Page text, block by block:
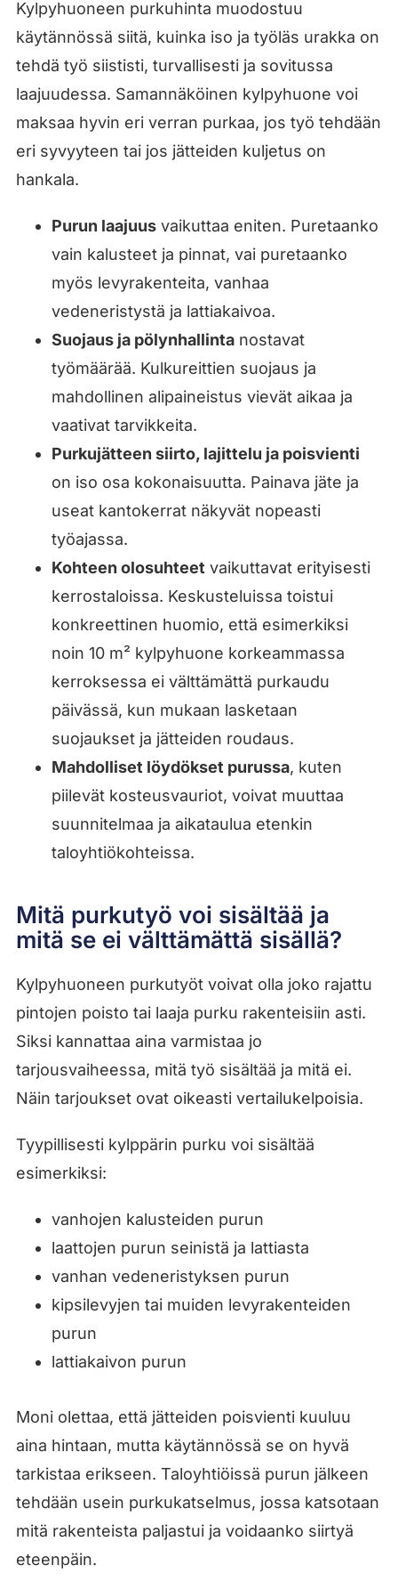
Kylpyhuoneen purkuhinta muodostuu
käytännössä siitä, kuinka iso ja työläs urakka on
tehdä työ siististi, turvallisesti ja sovitussa
laajuudessa. Samannäköinen kylpyhuone voi
maksaa hyvin eri verran purkaa, jos työ tehdään
eri syvyyteen tai jos jätteiden kuljetus on
hankala.
Purun laajuusvaikuttaa eniten. Puretaanko
vain kalusteet ja pinnat, vai puretaanko
myös levyrakenteita, vanhaa
vedeneristystä ja lattiakaivoa.
Suojaus ja pölynhallintanostavat
työmäärää. Kulkureittien suojaus ja
mahdollinen alipaineistus vievät aikaa ja
vaativat tarvikkeita.
Purkujätteen siirto, lajittelu ja poisvienti
on iso osa kokonaisuutta. Painava jäte ja
useat kantokerrat näkyvät nopeasti
työajassa.
Kohteen olosuhteet vaikuttavat erityisesti
kerrostaloissa. Keskusteluissa toistui
konkreettinen huomio, että esimerkiksi
noin 10 m² kylpyhuone korkeammassa
kerroksessa ei välttämättä purkaudu
päivässä, kun mukaan lasketaan
suojaukset ja jätteiden roudaus.
Mahdolliset löydökset purussa, kuten
piilevät kosteusvauriot, voivat muuttaa
suunnitelmaa ja aikataulua etenkin
taloyhtiökohteissa.
Mitä purkutyö voi sisältää ja
mitä se ei välttämättä sisällä?
Kylpyhuoneen purkutyöt voivat olla joko rajattu
pintojen poisto tai laaja purku rakenteisiin asti.
Siksi kannattaa aina varmistaa jo
tarjousvaiheessa, mitä työ sisältää ja mitä ei.
Näin tarjoukset ovat oikeasti vertailukelpoisia.
Tyypillisesti kylppärin purku voi sisältää
esimerkiksi:
vanhojen kalusteiden purun
laattojen purun seinistä ja lattiasta
vanhan vedeneristyksen purun
kipsilevyjen tai muiden levyrakenteiden
purun
lattiakaivon purun
Moni olettaa, että jätteiden poisvienti kuuluu
aina hintaan, mutta käytännössä se on hyvä
tarkistaa erikseen. Taloyhtiöissä purun jälkeen
tehdään usein purkukatselmus, jossa katsotaan
mitä rakenteista paljastui ja voidaanko siirtyä
eteenpäin.